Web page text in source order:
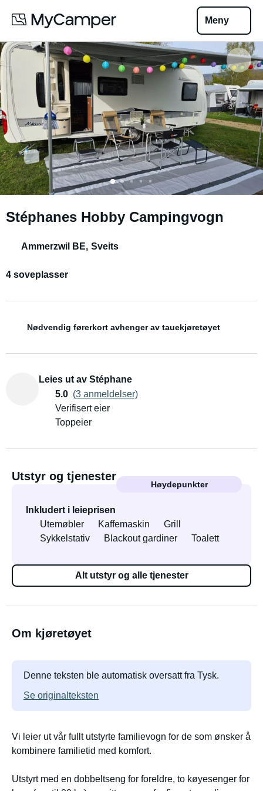
Meny
Stéphanes Hobby Campingvogn
Ammerzwil BE, Sveits
4 soveplasser
Nødvendig førerkort avhenger av tauekjøretøyet
Leies ut av Stéphane
5.0 (3 anmeldelser)
Verifisert eier
Toppeier
Utstyr og tjenester
Høydepunkter
Inkludert i leieprisen
Utemøbler
Kaffemaskin
Grill
Sykkelstativ
Blackout gardiner Toalett
Alt utstyr og alle tjenester
Om kjøretøyet
Denne teksten ble automatisk oversatt fra Tysk.
Se originalteksten
Vi leier ut vår fullt utstyrte familievogn for de som ønsker å
kombinere familietid med komfort.
Utstyrt med en dobbeltseng for foreldre, to køyesenger for